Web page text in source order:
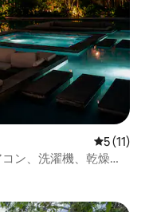
レビュー
5 (11)
ン、洗濯機、乾燥